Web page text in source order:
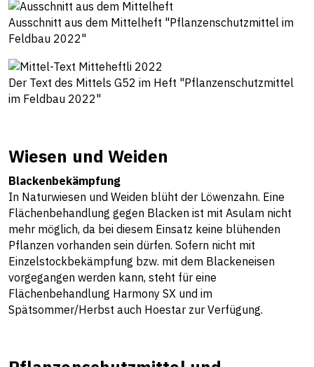
Ausschnitt aus dem Mittelheft "Pflanzenschutzmittel im
Feldbau 2022"
Der Text des Mittels G52 im Heft "Pflanzenschutzmittel
im Feldbau 2022"
Wiesen und Weiden
Blackenbekämpfung
In Naturwiesen und Weiden blüht der Löwenzahn. Eine
Flächenbehandlung gegen Blacken ist mit Asulam nicht
mehr möglich, da bei diesem Einsatz keine blühenden
Pflanzen vorhanden sein dürfen. Sofern nicht mit
Einzelstockbekämpfung bzw. mit dem Blackeneisen
vorgegangen werden kann, steht für eine
Flächenbehandlung Harmony SX und im
Spätsommer/Herbst auch Hoestar zur Verfügung.